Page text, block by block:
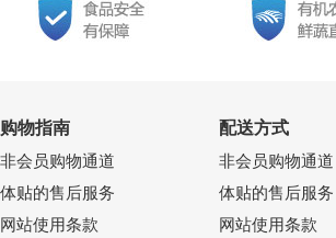
购物指南
非会员购物通道
体贴的售后服务
网站使用条款
配送方式
非会员购物通道
体贴的售后服务
网站使用条款